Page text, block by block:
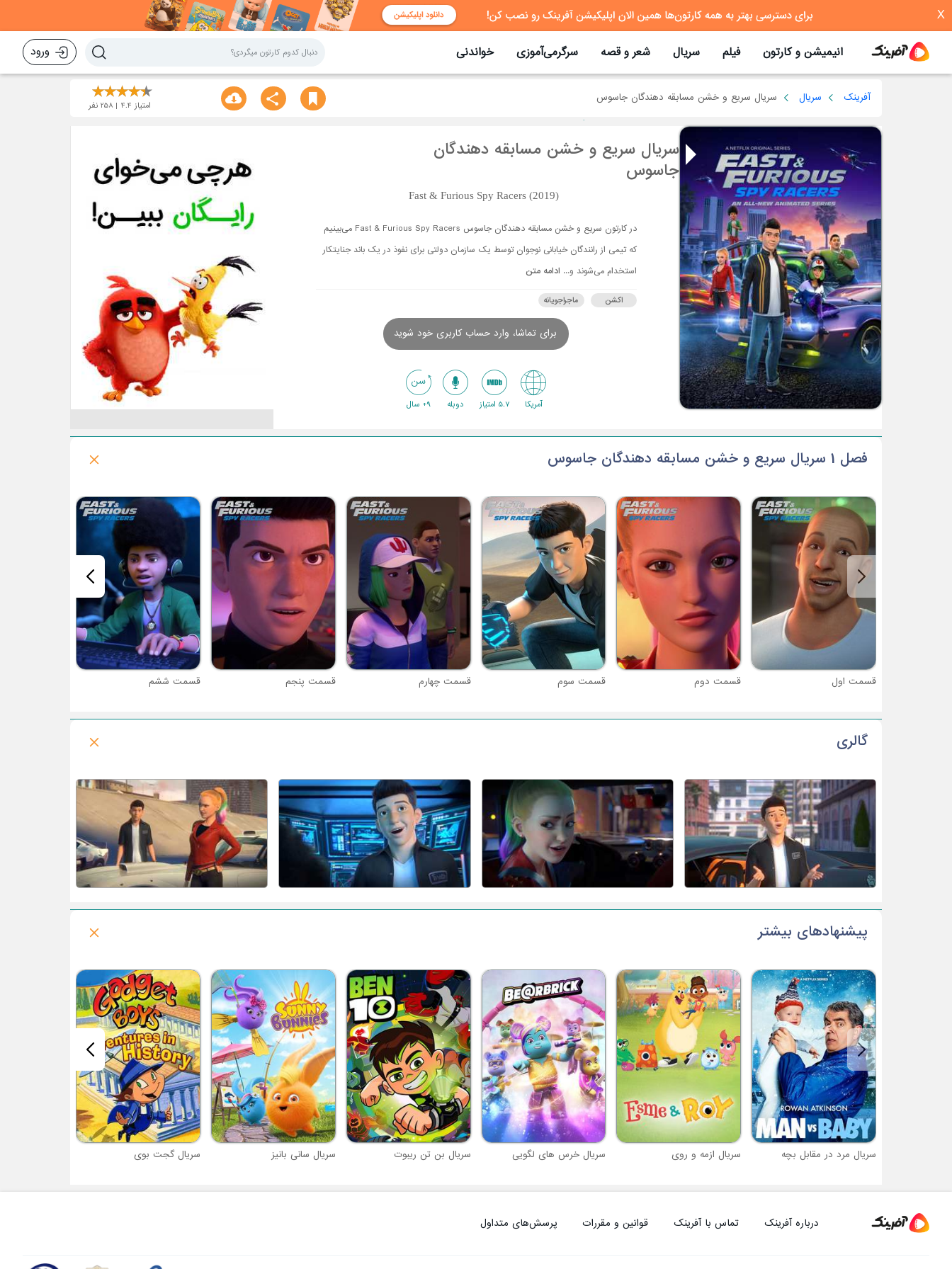
X
انیمیشن و کارتون فیلم سریال شعر و قصه سرگرمی‌آموزی خواندنی ورود
آفرینک سریال سریال سریع و خشن مسابقه دهندگان جاسوس
امتیاز 4.4
258نفر
سریال سریع و خشن مسابقه دهندگان
جاسوس
Fast & Furious Spy Racers (2019)
در کارتون سریع و خشن مسابقه دهندگان جاسوس Fast & Furious Spy Racers می‌بینیم
که تیمی از رانندگان خیابانی نوجوان توسط یک سازمان دولتی برای نفوذ در یک باند جنایتکار
استخدام می‌شوند و... ادامه متن
اکشن ماجراجویانه
برای تماشا، وارد حساب کاربری خود شوید
آمریکا 5.7 امتیاز دوبله 9+ سال
فصل 1 سریال سریع و خشن مسابقه دهندگان جاسوس
قسمت اول قسمت دوم قسمت سوم قسمت چهارم قسمت پنجم قسمت ششم
گالری
پیشنهادهای بیشتر
سریال مرد در مقابل بچه سریال ازمه و روی سریال خرس های لگویی سریال بن تن ریبوت سریال سانی بانیز سریال گجت بوی
درباره آفرینک تماس با آفرینک قوانین و مقررات پرسش‌های متداول